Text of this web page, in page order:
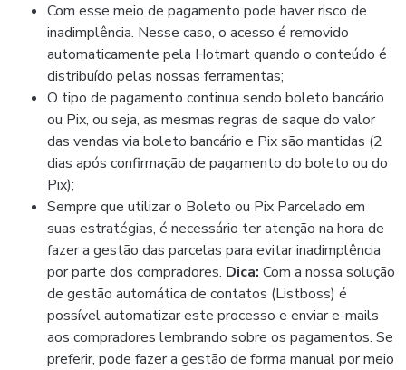
Com esse meio de pagamento pode haver risco de
inadimplência. Nesse caso, o acesso é removido
automaticamente pela Hotmart quando o conteúdo é
distribuído pelas nossas ferramentas;
O tipo de pagamento continua sendo boleto bancário
ou Pix, ou seja, as mesmas regras de saque do valor
das vendas via boleto bancário e Pix são mantidas (2
dias após confirmação de pagamento do boleto ou do
Pix);
Sempre que utilizar o Boleto ou Pix Parcelado em
suas estratégias, é necessário ter atenção na hora de
fazer a gestão das parcelas para evitar inadimplência
por parte dos compradores. Dica: Com a nossa solução
de gestão automática de contatos (Listboss) é
possível automatizar este processo e enviar e-mails
aos compradores lembrando sobre os pagamentos. Se
preferir, pode fazer a gestão de forma manual por meio